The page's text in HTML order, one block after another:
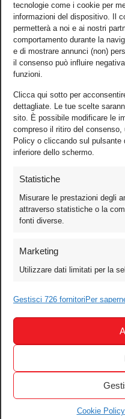
tecnologie come i cookie per
informazioni del dispositivo. Il
permetterà a noi e ai nostri
comportamento durante la
e di mostrare annunci (non)
il consenso può influire
funzioni.
Clicca qui sotto per
dettagliate. Le tue scelte
sito. È possibile modificare le
compreso il ritiro del
Policy o cliccando sul pulsante
inferiore dello schermo.
Statistiche
Misurare le prestazioni degli
attraverso statistiche o la
fonti diverse.
Marketing
Utilizzare dati limitati per la
Gestisci 726 fornitori Per
Cookie Policy
Games
Test
Audio
Festival & Concorsi